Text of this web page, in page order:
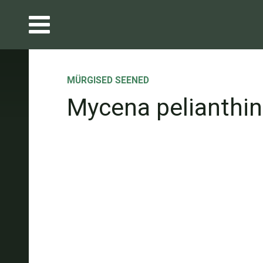
MÜRGISED SEENED
Mycena